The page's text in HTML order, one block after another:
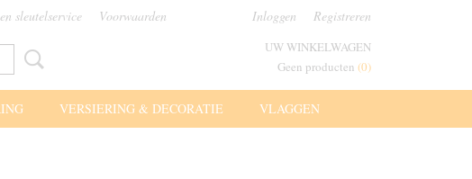
sleutelservice Voorwaarden Inloggen Registreren
UW WINKELWAGEN
Geen producten (0)
VERSIERING & DECORATIE VLAGGEN